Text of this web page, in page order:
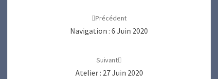
Précédent
Navigation : 6 Juin 2020
Suivant
Atelier : 27 Juin 2020